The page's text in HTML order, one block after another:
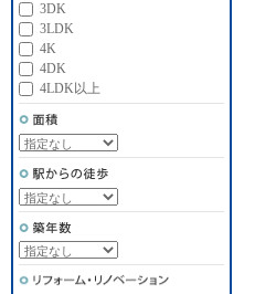
3DK
3LDK
4K
4DK
4LDK以上